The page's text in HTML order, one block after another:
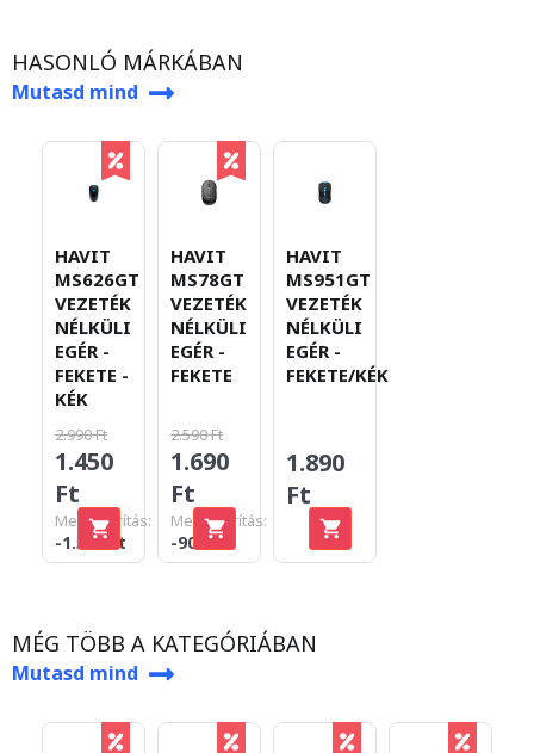
HASONLÓ MÁRKÁBAN
Mutasd mind
HAVIT
MS626GT
VEZETÉK
NÉLKÜLI
EGÉR -
FEKETE -
KÉK
2.990 Ft
1.450
Ft
Megtakarítás:
-1.540 Ft
HAVIT
MS78GT
VEZETÉK
NÉLKÜLI
EGÉR -
FEKETE
2.590 Ft
1.690
Ft
Megtakarítás:
-900 Ft
HAVIT
MS951GT
VEZETÉK
NÉLKÜLI
EGÉR -
FEKETE/KÉK
1.890
Ft
MÉG TÖBB A KATEGÓRIÁBAN
Mutasd mind